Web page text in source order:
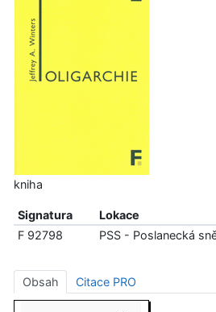
kniha
Signatura Lokace
F 92798
PSS - Poslanecká
Obsah Citace PRO